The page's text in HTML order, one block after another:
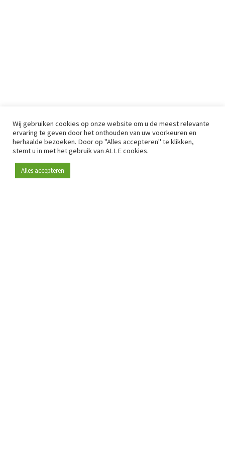
Wij gebruiken cookies op onze website om u de meest relevante
ervaring te geven door het onthouden van uw voorkeuren en
herhaalde bezoeken. Door op "Alles accepteren" te klikken,
stemt u in met het gebruik van ALLE cookies.
Alles accepteren